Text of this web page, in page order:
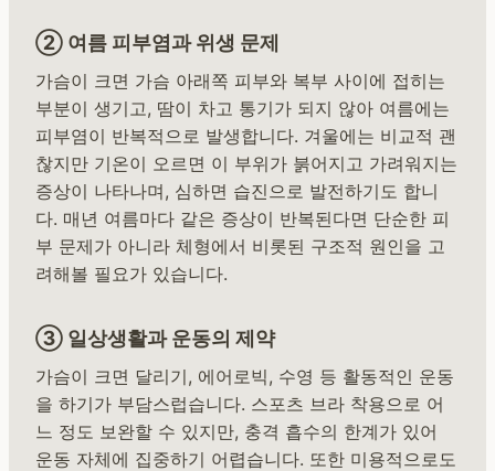
② 여름 피부염과 위생 문제
가슴이 크면 가슴 아래쪽 피부와 복부 사이에 접히는
부분이 생기고, 땀이 차고 통기가 되지 않아 여름에는
피부염이 반복적으로 발생합니다. 겨울에는 비교적 괜
찮지만 기온이 오르면 이 부위가 붉어지고 가려워지는
증상이 나타나며, 심하면 습진으로 발전하기도 합니
다. 매년 여름마다 같은 증상이 반복된다면 단순한 피
부 문제가 아니라 체형에서 비롯된 구조적 원인을 고
려해볼 필요가 있습니다.
③ 일상생활과 운동의 제약
가슴이 크면 달리기, 에어로빅, 수영 등 활동적인 운동
을 하기가 부담스럽습니다. 스포츠 브라 착용으로 어
느 정도 보완할 수 있지만, 충격 흡수의 한계가 있어
운동 자체에 집중하기 어렵습니다. 또한 미용적으로도